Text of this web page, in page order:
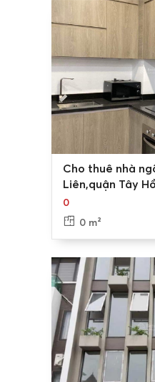
Xuân La, Võ Chí
Lạc Long Quân,
Chính vì thế, mà
Thị trường
Cho thuê nhà
Liên,quận Tây
nhà mới tinh
0
0 m²